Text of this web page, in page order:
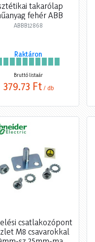
takarólap
fehér ABB
ABBB12868
Raktáron
Bruttó listaár
379,73 Ft / db
csatlakozópont
M8 csavarokkal